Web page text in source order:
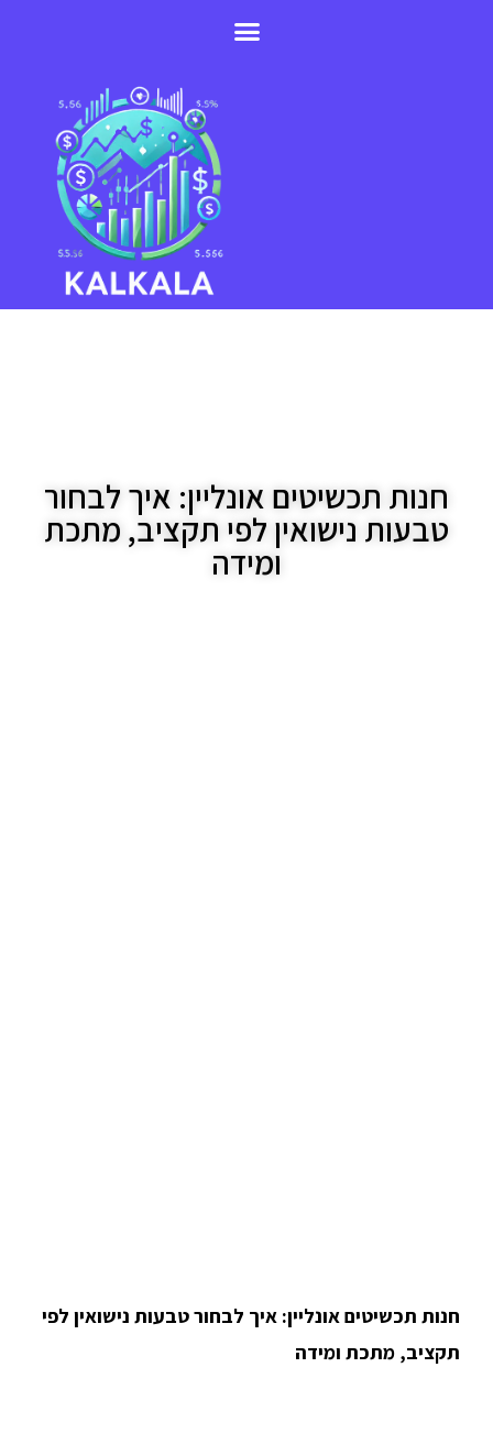
חנות תכשיטים אונליין: איך לבחור
טבעות נישואין לפי תקציב, מתכת
ומידה
חנות תכשיטים אונליין: איך לבחור טבעות נישואין לפי
תקציב, מתכת ומידה